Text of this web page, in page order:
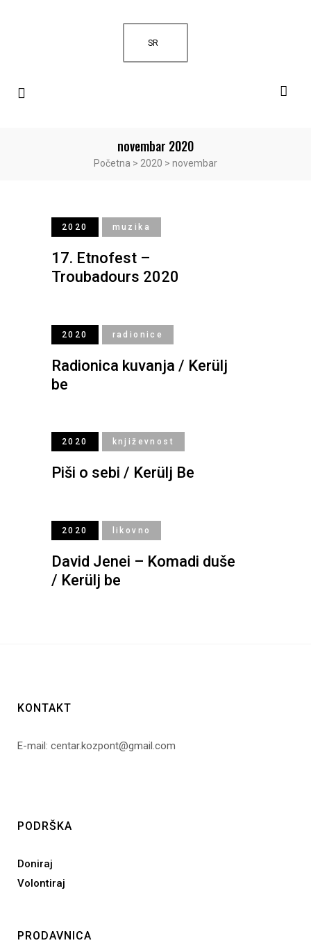
SR
novembar 2020
Početna > 2020 > novembar
2020 muzika
17. Etnofest –
Troubadours 2020
2020 radionice
Radionica kuvanja / Kerülj
be
2020 književnost
Piši o sebi / Kerülj Be
2020 likovno
David Jenei – Komadi duše
/ Kerülj be
KONTAKT
E-mail: centar.kozpont@gmail.com
PODRŠKA
Doniraj
Volontiraj
PRODAVNICA